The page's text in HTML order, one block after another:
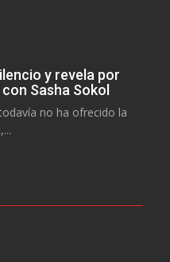
y revela por
Sasha Sokol
no ha ofrecido la